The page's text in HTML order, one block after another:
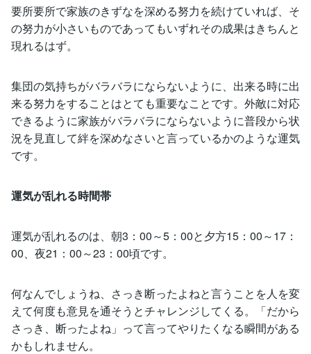
要所要所で家族のきずなを深める努力を続けていれば、そ
の努力が小さいものであってもいずれその成果はきちんと
現れるはず。
集団の気持ちがバラバラにならないように、出来る時に出
来る努力をすることはとても重要なことです。外敵に対応
できるように家族がバラバラにならないように普段から状
況を見直して絆を深めなさいと言っているかのような運気
です。
運気が乱れる時間帯
運気が乱れるのは、朝3：00～5：00と夕方15：00～17：
00、夜21：00～23：00頃です。
何なんでしょうね、さっき断ったよねと言うことを人を変
えて何度も意見を通そうとチャレンジしてくる。「だから
さっき、断ったよね」って言ってやりたくなる瞬間がある
かもしれません。